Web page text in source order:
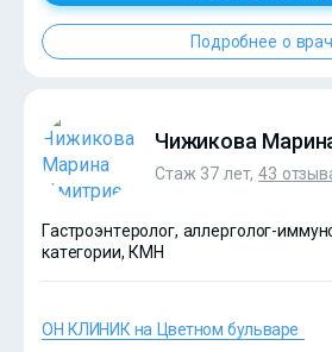
?> Подробнее о
Чижикова
Стаж 37 лет,43
Гастроэнтеролог, аллерголог-
категории, КМН
ОН КЛИНИК на Цветном бульваре